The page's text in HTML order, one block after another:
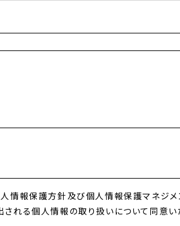
情報保護方針及び個人情報保護マネジメ
れる個人情報の取り扱いについて同意い